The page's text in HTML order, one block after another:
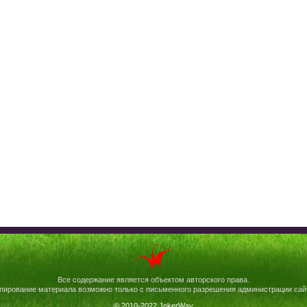
Все содержание является объектом авторского права.
материала возможно только с письменного разрешения администрации